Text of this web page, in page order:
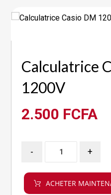
Calculatrice
1200V
2.500 FCFA
- +
ACHETER